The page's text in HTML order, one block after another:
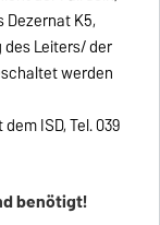
K5,
Leiters/ der
werden
ISD, Tel. 039
benötigt!